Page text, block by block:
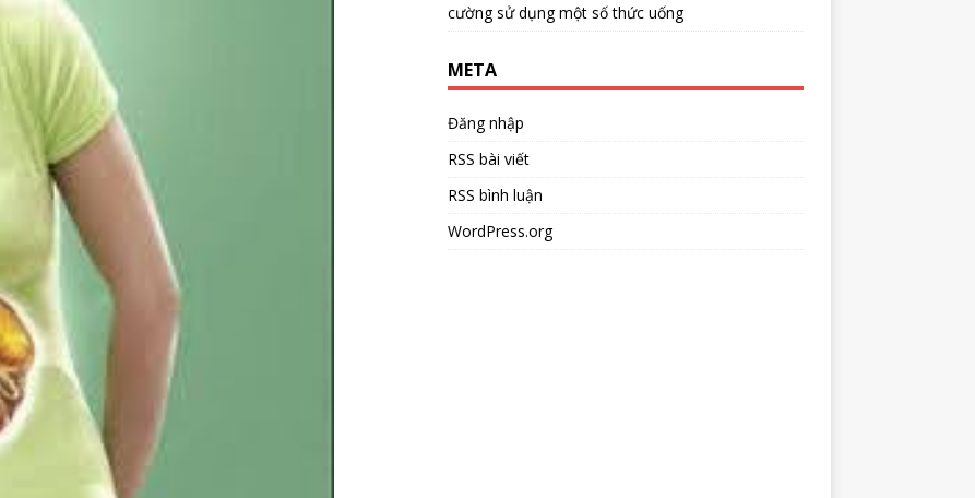
cường sử dụng một số thức uống
META
Đăng nhập
RSS bài viết
RSS bình luận
WordPress.org